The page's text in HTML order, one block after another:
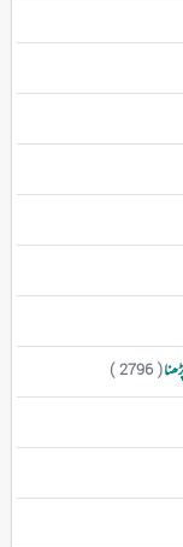
( 2796 )